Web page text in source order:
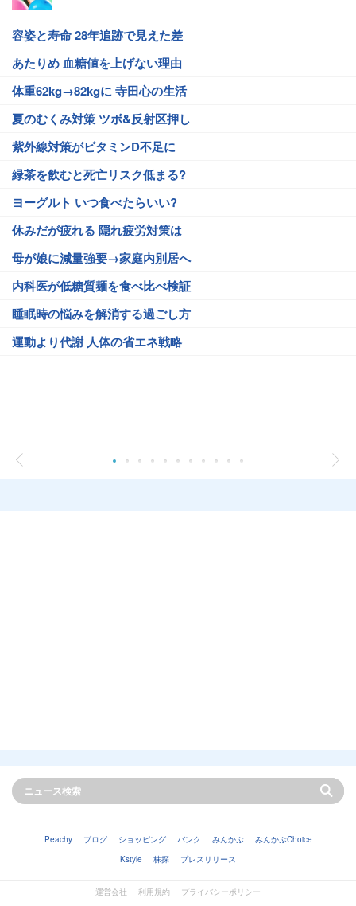
容姿と寿命 28年追跡で見えた差
あたりめ 血糖値を上げない理由
体重62kg→82kgに 寺田心の生活
夏のむくみ対策 ツボ&反射区押し
紫外線対策がビタミンD不足に
緑茶を飲むと死亡リスク低まる?
ヨーグルト いつ食べたらいい?
休みだが疲れる 隠れ疲労対策は
母が娘に減量強要→家庭内別居へ
内科医が低糖質麺を食べ比べ検証
睡眠時の悩みを解消する過ごし方
運動より代謝 人体の省エネ戦略
Peachy ブログ ショッピング バンク みんかぶ
みんかぶChoice
Kstyle
株探 プレスリリース
運営会社 利用規約 プライバシーポリシー